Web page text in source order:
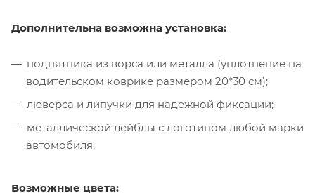
Дополнительна возможна установка:
подпятника из ворса или металла (уплотнение на
водительском коврике размером 20*30 см);
люверса и липучки для надежной фиксации;
металлической лейблы с логотипом любой марки
автомобиля.
Возможные цвета: